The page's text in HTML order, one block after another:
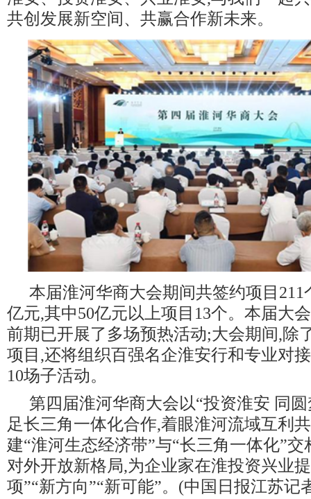
共创发展新空间、共赢合作新未来。
本届淮河华商大会期间共签约项目211
亿元,其中50亿元以上项目13个。本届大
前期已开展了多场预热活动;大会期间,除
项目,还将组织百强名企淮安行和专业对
10场子活动。
第四届淮河华商大会以“投资淮安 同
足长三角一体化合作,着眼淮河流域互利
建“淮河生态经济带”与“长三角一体化”
对外开放新格局,为企业家在淮投资兴业
项”“新方向”“新可能”。(中国日报江苏记